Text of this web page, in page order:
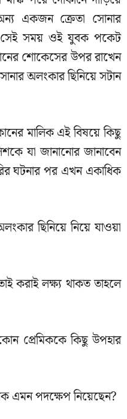
একজন ক্রেতা সোনার
সময় ওই যুবক পকেট
শোকেসের উপর রাখেন
অলংকার ছিনিয়ে সটান
মালিক এই বিষয়ে কিছু
যা জানানোর জানাবেন
ঘটনার পর এখন একাধিক
ছিনিয়ে নিয়ে যাওয়া
করাই লক্ষ্য থাকত তাহলে
প্রেমিককে কিছু উপহার
এমন পদক্ষেপ নিয়েছেন?